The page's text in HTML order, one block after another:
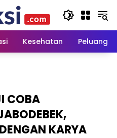
Kesehatan Peluang
COBA
KARYA